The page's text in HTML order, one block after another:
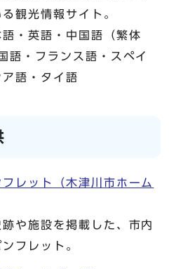
観光情報サイト。
・英語・中国語（繁体
語・フランス語・スペイ
語・タイ語
レット（木津川市ホーム
や施設を掲載した、市内
フレット。